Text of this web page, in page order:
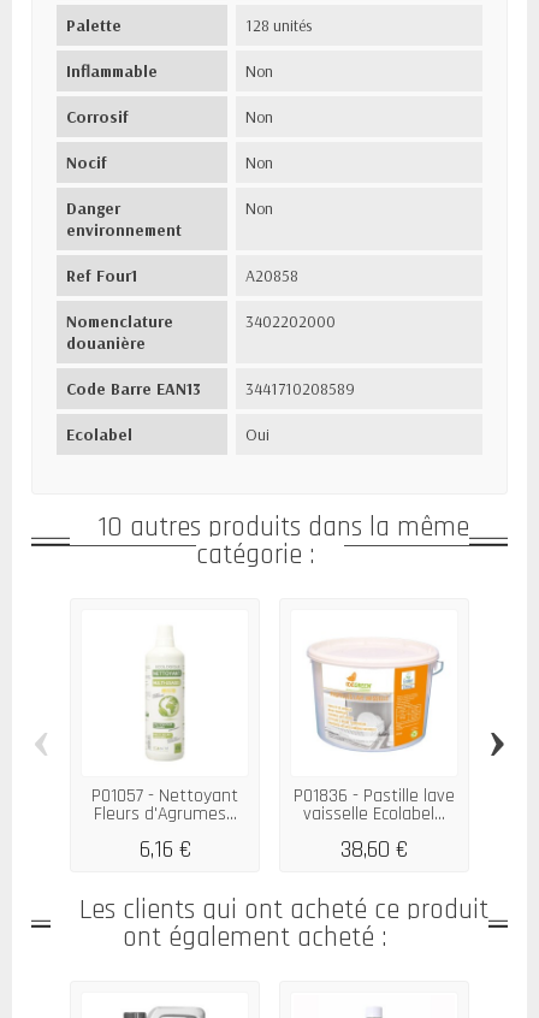
Palette 128 unités
Inflammable Non
Corrosif Non
Nocif Non
Danger
environnement
Non
Ref Four1 A20858
Nomenclature
douanière
3402202000
Code Barre EAN13 3441710208589
Ecolabel Oui
10 autres produits dans la même
catégorie :
P01057 - Nettoyant
Fleurs d'Agrumes...
6,16 €
P01836 - Pastille lave
vaisselle Ecolabel...
38,60 €
‹ ›
Les clients qui ont acheté ce produit
ont également acheté :